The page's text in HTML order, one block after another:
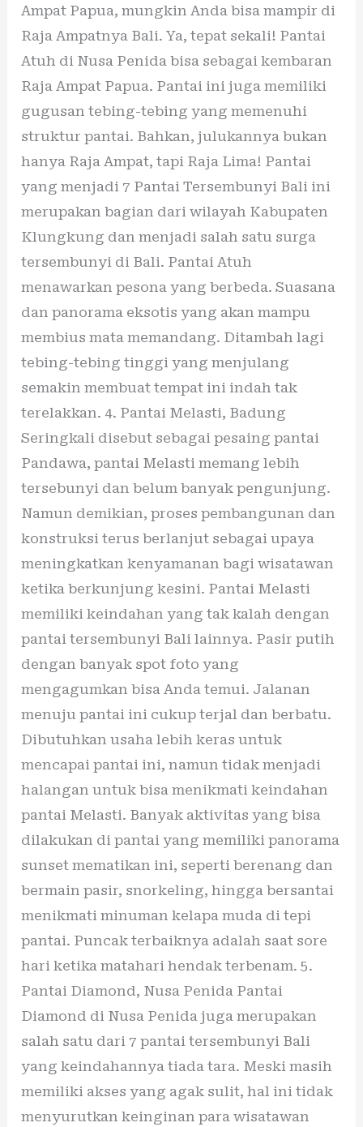
Ampat Papua, mungkin Anda bisa mampir di
Raja Ampatnya Bali. Ya, tepat sekali! Pantai
Atuh di Nusa Penida bisa sebagai kembaran
Raja Ampat Papua. Pantai ini juga memiliki
gugusan tebing-tebing yang memenuhi
struktur pantai. Bahkan, julukannya bukan
hanya Raja Ampat, tapi Raja Lima! Pantai
yang menjadi 7 Pantai Tersembunyi Bali ini
merupakan bagian dari wilayah Kabupaten
Klungkung dan menjadi salah satu surga
tersembunyi di Bali. Pantai Atuh
menawarkan pesona yang berbeda. Suasana
dan panorama eksotis yang akan mampu
membius mata memandang. Ditambah lagi
tebing-tebing tinggi yang menjulang
semakin membuat tempat ini indah tak
terelakkan. 4. Pantai Melasti, Badung
Seringkali disebut sebagai pesaing pantai
Pandawa, pantai Melasti memang lebih
tersebunyi dan belum banyak pengunjung.
Namun demikian, proses pembangunan dan
konstruksi terus berlanjut sebagai upaya
meningkatkan kenyamanan bagi wisatawan
ketika berkunjung kesini. Pantai Melasti
memiliki keindahan yang tak kalah dengan
pantai tersembunyi Bali lainnya. Pasir putih
dengan banyak spot foto yang
mengagumkan bisa Anda temui. Jalanan
menuju pantai ini cukup terjal dan berbatu.
Dibutuhkan usaha lebih keras untuk
mencapai pantai ini, namun tidak menjadi
halangan untuk bisa menikmati keindahan
pantai Melasti. Banyak aktivitas yang bisa
dilakukan di pantai yang memiliki panorama
sunset mematikan ini, seperti berenang dan
bermain pasir, snorkeling, hingga bersantai
menikmati minuman kelapa muda di tepi
pantai. Puncak terbaiknya adalah saat sore
hari ketika matahari hendak terbenam. 5.
Pantai Diamond, Nusa Penida Pantai
Diamond di Nusa Penida juga merupakan
salah satu dari 7 pantai tersembunyi Bali
yang keindahannya tiada tara. Meski masih
memiliki akses yang agak sulit, hal ini tidak
menyurutkan keinginan para wisatawan